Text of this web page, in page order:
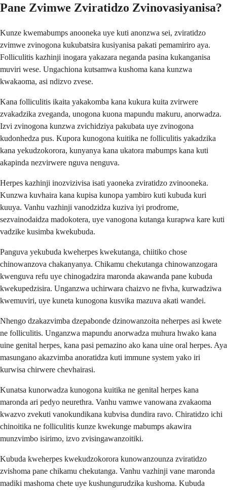
Pane Zvimwe Zviratidzo Zvinovasiyanisa?
Kunze kwemabumps anooneka uye kuti anonzwa sei, zviratidzo
zvimwe zvinogona kukubatsira kusiyanisa pakati pemamiriro aya.
Folliculitis kazhinji inogara yakazara neganda pasina kukanganisa
muviri wese. Ungachiona kutsamwa kushoma kana kunzwa
kwakaoma, asi ndizvo zvese.
Kana folliculitis ikaita yakakomba kana kukura kuita zvirwere
zvakadzika zveganda, unogona kuona mapundu makuru, anorwadza.
Izvi zvinogona kunzwa zvichidziya pakubata uye zvinogona
kudonhedza pus. Kupora kunogona kuitika ne folliculitis yakadzika
kana yekudzokorora, kunyanya kana ukatora mabumps kana kuti
akapinda nezvirwere nguva nenguva.
Herpes kazhinji inozvizivisa isati yaoneka zviratidzo zvinooneka.
Kunzwa kuvhaira kana kupisa kunopa yambiro kuti kubuda kuri
kuuya. Vanhu vazhinji vanodzidza kuziva iyi prodrome,
sezvainodaidza madokotera, uye vanogona kutanga kurapwa kare kuti
vadzike kusimba kwekubuda.
Panguva yekubuda kweherpes kwekutanga, chiitiko chose
chinowanzova chakanyanya. Chikamu chekutanga chinowanzogara
kwenguva refu uye chinogadzira maronda akawanda pane kubuda
kwekupedzisira. Unganzwa uchirwara chaizvo ne fivha, kurwadziwa
kwemuviri, uye kuneta kunogona kusvika mazuva akati wandei.
Nhengo dzakazvimba dzepabonde dzinowanzoita neherpes asi kwete
ne folliculitis. Unganzwa mapundu anorwadza muhura hwako kana
uine genital herpes, kana pasi pemazino ako kana uine oral herpes. Aya
masungano akazvimba anoratidza kuti immune system yako iri
kurwisa chirwere chevhairasi.
Kunatsa kunorwadza kunogona kuitika ne genital herpes kana
maronda ari pedyo neurethra. Vanhu vamwe vanowana zvakaoma
kwazvo zvekuti vanokundikana kubvisa dundira ravo. Chiratidzo ichi
chinoitika ne folliculitis kunze kwekunge mabumps akawira
munzvimbo isirimo, izvo zvisingawanzoitiki.
Kubuda kweherpes kwekudzokorora kunowanzounza zviratidzo
zvishoma pane chikamu chekutanga. Vanhu vazhinji vane maronda
madiki mashoma chete uye kushungurudzika kushoma. Kubuda